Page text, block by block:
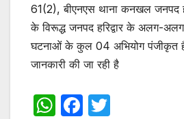
61(2), बीएनएस थाना कनखल जनपद
के विरूद्ध जनपद हरिद्वार के अलग-
घटनाओं के कुल 04 अभियोग पंजीकृत
जानकारी की जा रही है
W F